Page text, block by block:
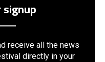
receive all the news
directly in your